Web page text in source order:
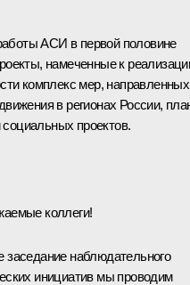
АСИ в первой половине
намеченные к
комплекс мер, направленных
в регионах России,
проектов.
коллеги!
заседание наблюдательного
инициатив мы проводим